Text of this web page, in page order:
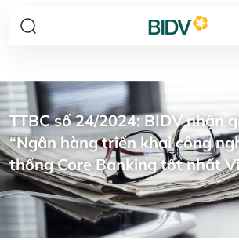
TTBC số 24/2024: BIDV nhận
“Ngân hàng triển khai công
thống Core Banking tốt nhất